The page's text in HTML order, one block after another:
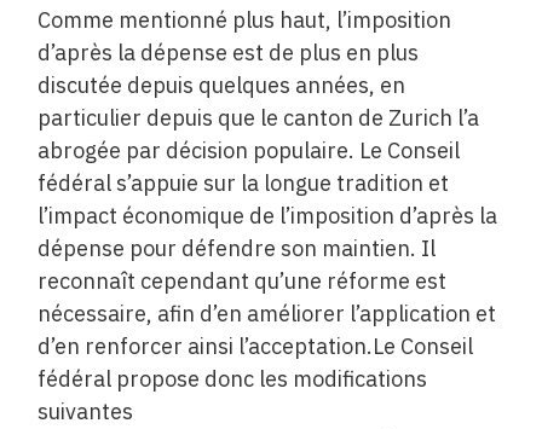
Comme mentionné plus haut, l’imposition
d’après la dépense est de plus en plus
discutée depuis quelques années, en
particulier depuis que le canton de Zurich l’a
abrogée par décision populaire. Le Conseil
fédéral s’appuie sur la longue tradition et
l’impact économique de l’imposition d’après la
dépense pour défendre son maintien. Il
reconnaît cependant qu’une réforme est
nécessaire, afin d’en améliorer l’application et
d’en renforcer ainsi l’acceptation.Le Conseil
fédéral propose donc les modifications
suivantes